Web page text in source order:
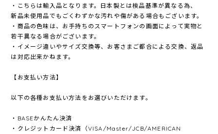
・こちらは輸入品となります。日本製とは検品基準が異なる為、
新品未使用品でもごくわずかな汚れや傷がある場合もございます。
・商品の色味は、お手持ちのスマートフォンの画面によって実物と
若干異なる場合がございます。
・イメージ違いやサイズ交換等、お客さまご都合による交換、返品
は対応出来かねます。
【お支払い方法】
以下の各種お支払い方法をお選びいただけます。
・BASEかんたん決済
・クレジットカード決済（VISA/Master/JCB/AMERICAN